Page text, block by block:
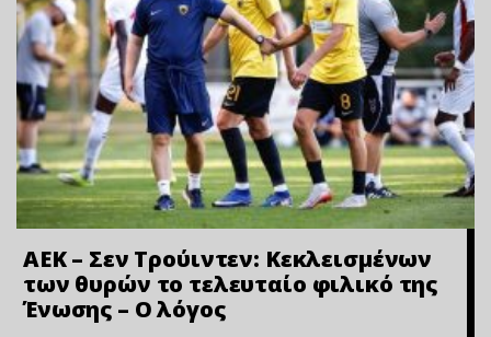
ΑΕΚ – Σεν Τρούιντεν: Κεκλεισμένων
των θυρών το τελευταίο φιλικό της
Ένωσης – Ο λόγος